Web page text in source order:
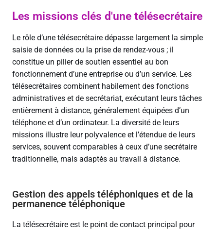
Les missions clés d'une télésecrétaire
Le rôle d’une télésecrétaire dépasse largement la simple
saisie de données ou la prise de rendez-vous ; il
constitue un pilier de soutien essentiel au bon
fonctionnement d’une entreprise ou d’un service. Les
télésecrétaires combinent habilement des fonctions
administratives et de secrétariat, exécutant leurs tâches
entièrement à distance, généralement équipées d’un
téléphone et d’un ordinateur. La diversité de leurs
missions illustre leur polyvalence et l’étendue de leurs
services, souvent comparables à ceux d’une secrétaire
traditionnelle, mais adaptés au travail à distance.
Gestion des appels téléphoniques et de la
permanence téléphonique
La télésecrétaire est le point de contact principal pour